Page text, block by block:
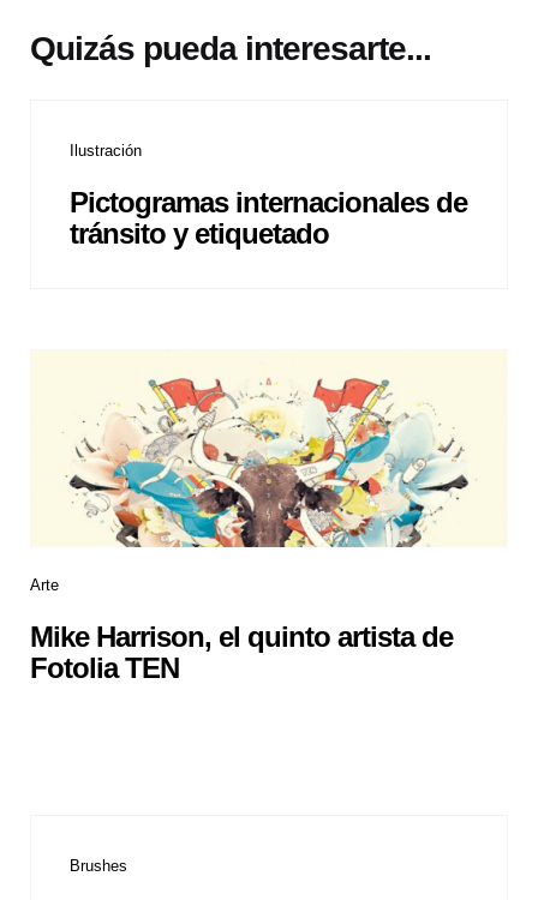
Quizás pueda interesarte...
Ilustración
Pictogramas internacionales de
tránsito y etiquetado
Arte
Mike Harrison, el quinto artista de
Fotolia TEN
Brushes